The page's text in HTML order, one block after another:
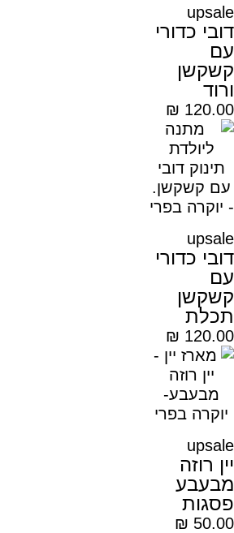
upsale
דובי כדורי
עם
קשקשן
ורוד
₪ 120.00
upsale
דובי כדורי
עם
קשקשן
תכלת
₪ 120.00
upsale
יין רוזה
מבעבע
פסגות
₪ 50.00